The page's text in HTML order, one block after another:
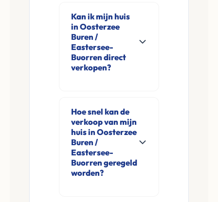
Kan ik mijn huis
in Oosterzee
Buren /
Eastersee-
Buorren direct
verkopen?
direct aan in
Oosterzee Buren /
Eastersee-Buorren
en omgeving. U
verkoopt
Hoe snel kan de
verkoop van mijn
huis in Oosterzee
Buren /
Eastersee-
Buorren geregeld
worden?